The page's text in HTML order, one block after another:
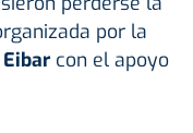
por la
con el apoyo